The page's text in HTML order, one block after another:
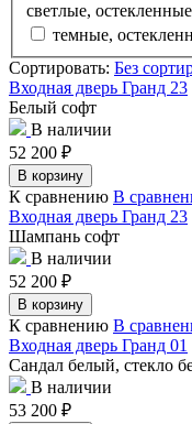
светлые,
темные,
Сортировать: Без
Входная дверь Гранд 23
Белый софт
В наличии
52 200 ₽
В корзину
К сравнению В
Входная дверь Гранд 23
Шампань софт
В наличии
52 200 ₽
В корзину
К сравнению В
Входная дверь Гранд 01
Сандал белый, стекло
В наличии
53 200 ₽